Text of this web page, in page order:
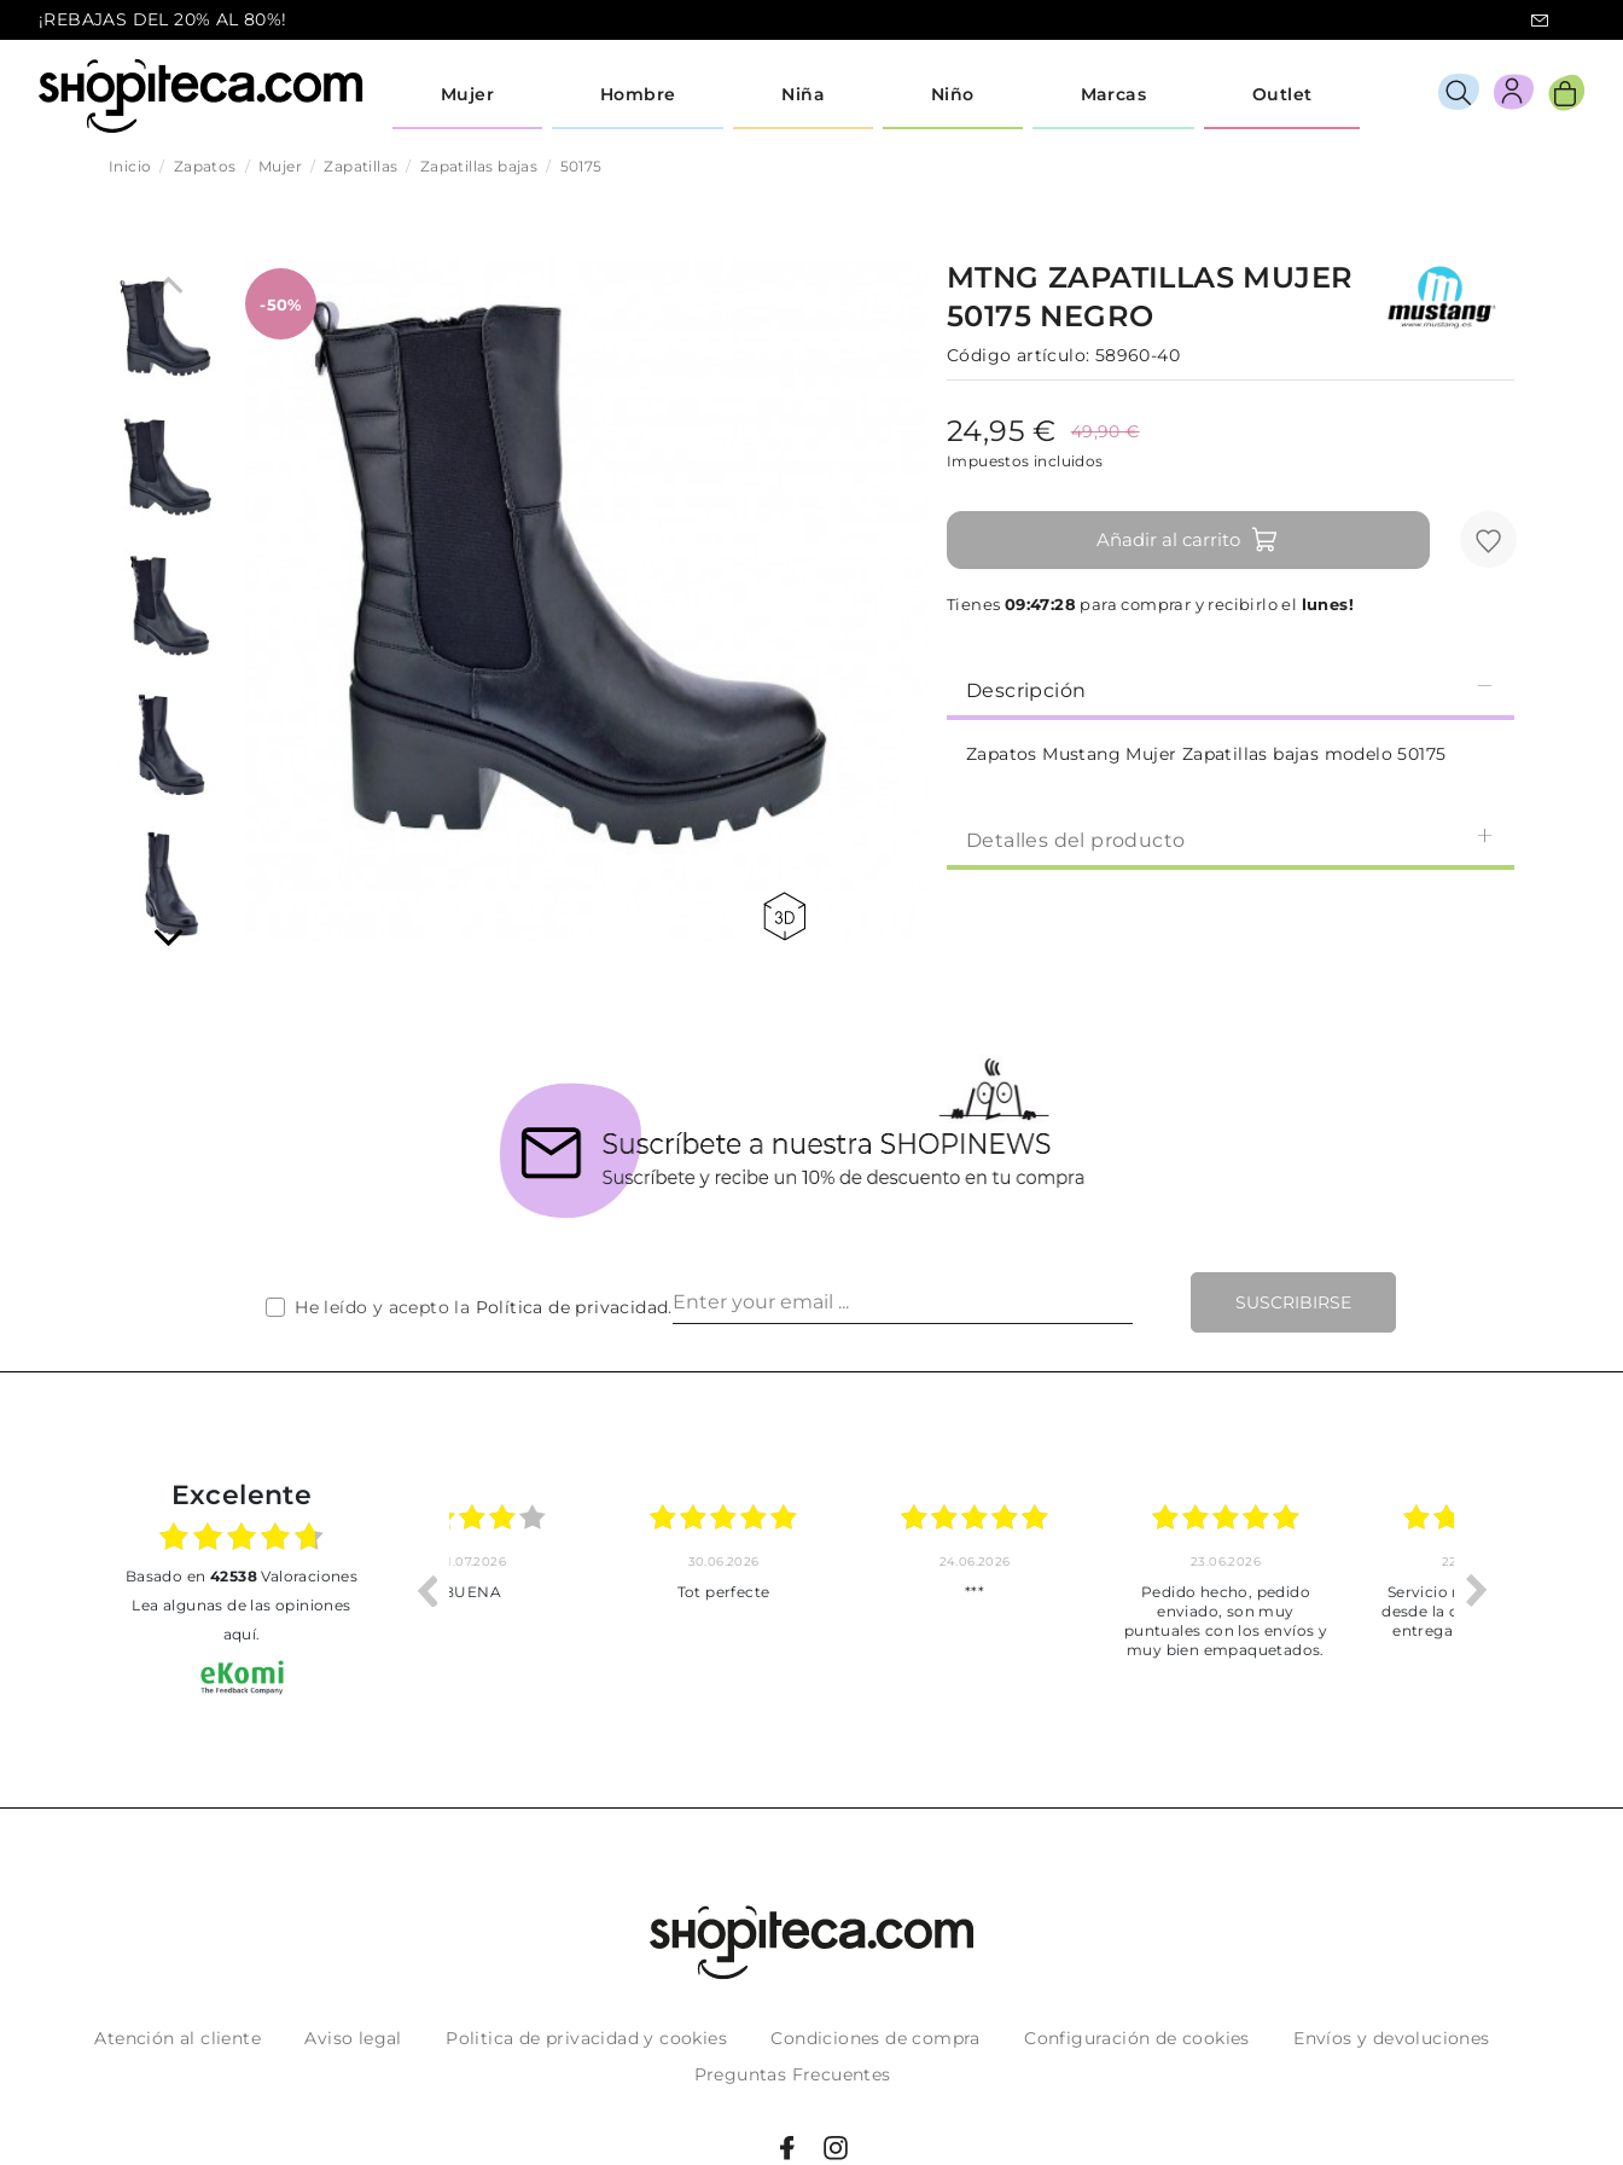
¡REBAJAS DEL 20% AL 80%!
Mujer Hombre Niña Niño Marcas Outlet
Inicio Zapatos Mujer Zapatillas Zapatillas bajas 50175
-50%
MTNG ZAPATILLAS MUJER
50175 NEGRO
Código artículo: 58960-40
24,95 € 49,90 €
Impuestos incluidos
Añadir al carrito
Tienes 09:47:28 para comprar y recibirlo el lunes!
Descripción
Zapatos Mustang Mujer Zapatillas bajas modelo 50175
Detalles del producto
SUSCRIBIRSE
He leído y acepto la Política de privacidad.
Excelente
basado en 42538Valoraciones
Lea algunas de las opiniones
aquí.
Pedido hecho, pedido
puntuales con los envíos y
muy bien empaquetados.
Servicio muy completo
desde la compra hasta la
entrega del producto.
Atención al cliente Aviso legal Politica de privacidad y cookies Condiciones de compra Configuración de cookies
Envíos y devoluciones
Preguntas Frecuentes